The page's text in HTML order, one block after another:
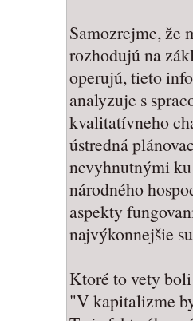
Samozrejme, že
rozhodujú na
operujú, tieto
analyzuje s
kvalitatívneho
ústredná
nevyhnutnými
národného
aspekty
najvýkonnejšie
Ktoré to vety
"V kapitalizme